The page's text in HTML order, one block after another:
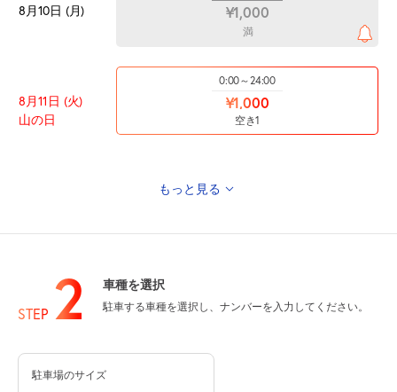
8月10日 (月) ¥1,000
満
8月11日 (火)
山の日
0:00～24:00
¥1,000
空き1
8月13日 (木) ¥1,000
もっと見る
STEP 2 車種を選択
駐車する車種を選択し、ナンバーを入力してください。
駐車場のサイズ